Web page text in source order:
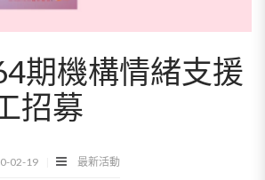
期機構情緒支援
招募
02-19 最新活動